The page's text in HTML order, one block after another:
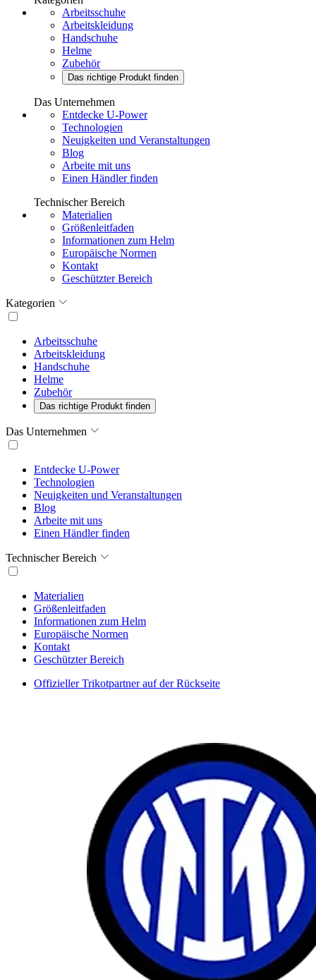
Arbeitsschuhe
Arbeitskleidung
Handschuhe
Helme
Zubehör
Das richtige Produkt finden
Das Unternehmen
Entdecke U-Power
Technologien
Neuigkeiten und Veranstaltungen
Blog
Arbeite mit uns
Einen Händler finden
Technischer Bereich
Materialien
Größenleitfaden
Informationen zum Helm
Europäische Normen
Kontakt
Geschützter Bereich
Kategorien
Arbeitsschuhe
Arbeitskleidung
Handschuhe
Helme
Zubehör
Das richtige Produkt finden
Das Unternehmen
Entdecke U-Power
Technologien
Neuigkeiten und Veranstaltungen
Blog
Arbeite mit uns
Einen Händler finden
Technischer Bereich
Materialien
Größenleitfaden
Informationen zum Helm
Europäische Normen
Kontakt
Geschützter Bereich
Offizieller Trikotpartner auf der Rückseite